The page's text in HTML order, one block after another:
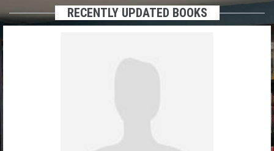
RECENTLY UPDATED BOOKS